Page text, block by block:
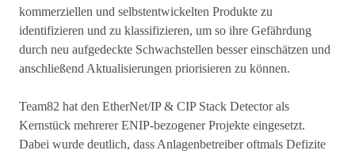
kommerziellen und selbstentwickelten Produkte zu
identifizieren und zu klassifizieren, um so ihre Gefährdung
durch neu aufgedeckte Schwachstellen besser einschätzen und
anschließend Aktualisierungen priorisieren zu können.
Team82 hat den EtherNet/IP & CIP Stack Detector als
Kernstück mehrerer ENIP-bezogener Projekte eingesetzt.
Dabei wurde deutlich, dass Anlagenbetreiber oftmals Defizite